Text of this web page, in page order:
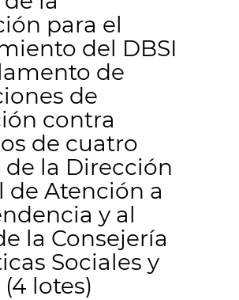
para el
del DBSI
de
de
contra
de cuatro
la Dirección
de Atención a
y al
la Consejería
Sociales y
lotes)